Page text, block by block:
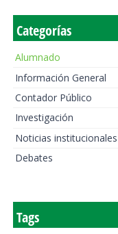
Categorías
Alumnado
Información General
Contador Público
Investigación
Noticias institucionales
Debates
Tags